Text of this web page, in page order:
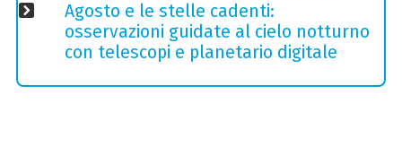
Agosto e le stelle cadenti:
osservazioni guidate al cielo notturno
con telescopi e planetario digitale